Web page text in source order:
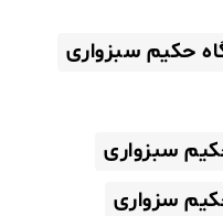
حکیم سبزواری
سبزواری
سزواری